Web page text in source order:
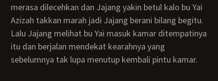
merasa dilecehkan dan Jajang yakin betul kalo bu Yai
Azizah takkan marah jadi Jajang berani bilang begitu.
Lalu Jajang melihat bu Yai masuk kamar ditempatinya
itu dan berjalan mendekat kearahnya yang
sebelumnya tak lupa menutup kembali pintu kamar.